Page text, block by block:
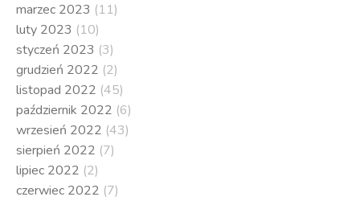
marzec 2023 (11)
luty 2023 (10)
styczeń 2023 (3)
grudzień 2022 (2)
listopad 2022 (45)
październik 2022 (6)
wrzesień 2022 (43)
sierpień 2022 (7)
lipiec 2022 (2)
czerwiec 2022 (7)